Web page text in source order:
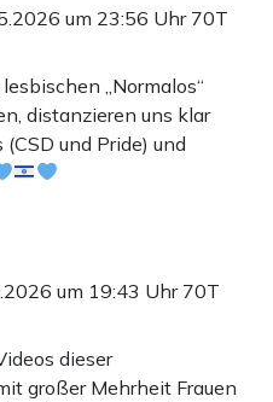
um 23:56 Uhr 70T
„Normalos“
distanzieren uns klar
und Pride) und
um 19:43 Uhr 70T
dieser
großer Mehrheit Frauen